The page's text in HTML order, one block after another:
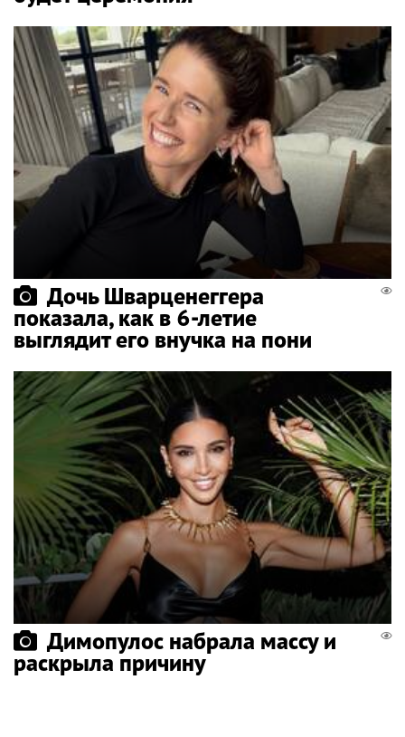
Дочь Шварценеггера
показала, как в 6-летие
выглядит его внучка на пони
Димопулос набрала массу и
раскрыла причину